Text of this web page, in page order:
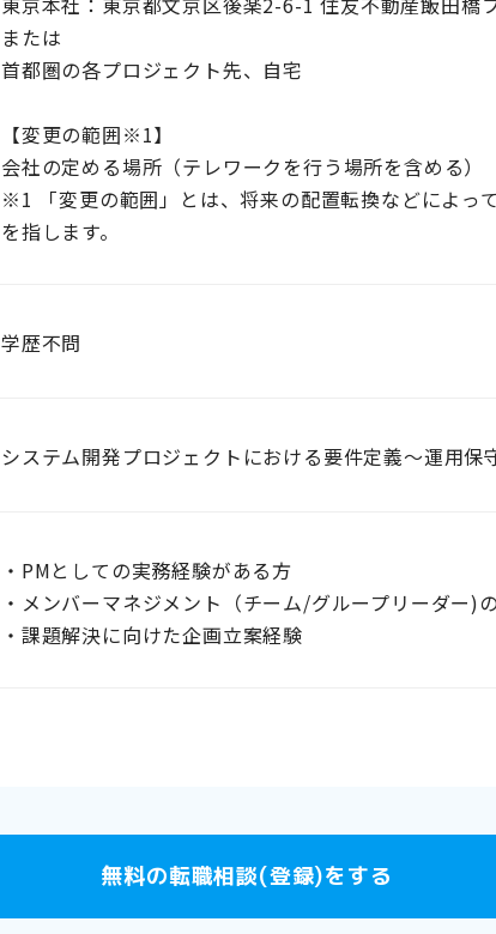
または
首都圏の各プロジェクト先、自宅
【変更の範囲※1】
会社の定める場所（テレワークを行う場所を含める）
※1 「変更の範囲」とは、将来の配置転換などによっ
を指します。
学歴不問
システム開発プロジェクトにおける要件定義～運用保
・PMとしての実務経験がある方
・メンバーマネジメント（チーム/グループリーダー)
・課題解決に向けた企画立案経験
無料の転職相談(登録)をする